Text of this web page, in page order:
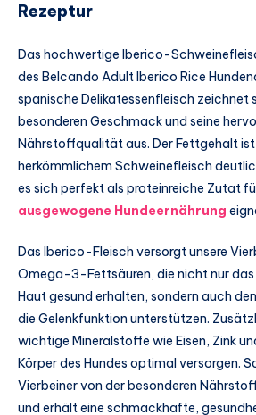
Rezeptur
Das hochwertige Iberico-
des Belcando Adult Iberico Rice
spanische Delikatessenfleisch zeichnet
besonderen Geschmack und seine
Nährstoffqualität aus. Der Fettgehalt ist
herkömmlichem Schweinefleisch
es sich perfekt als proteinreiche Zutat
ausgewogene Hundeernährung
Das Iberico-Fleisch versorgt unsere
Omega-3-Fettsäuren, die nicht nur das
Haut gesund erhalten, sondern auch
die Gelenkfunktion unterstützen.
wichtige Mineralstoffe wie Eisen, Zink
Körper des Hundes optimal versorgen.
Vierbeiner von der besonderen
und erhält eine schmackhafte,